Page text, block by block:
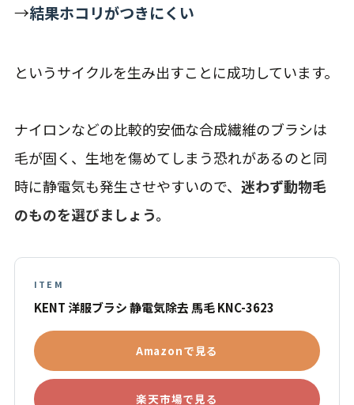
→結果ホコリがつきにくい
というサイクルを生み出すことに成功しています。
ナイロンなどの比較的安価な合成繊維のブラシは
毛が固く、生地を傷めてしまう恐れがあるのと同
時に静電気も発生させやすいので、 迷わず動物毛
のものを選びましょう。
ITEM
KENT 洋服ブラシ 静電気除去 馬毛 KNC-3623
Amazonで見る
楽天市場で見る